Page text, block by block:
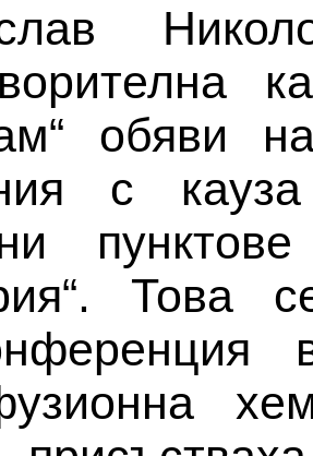
обяви
с
Това